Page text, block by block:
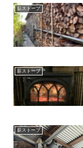
薪ストーブ
薪ストーブ
薪ストーブ